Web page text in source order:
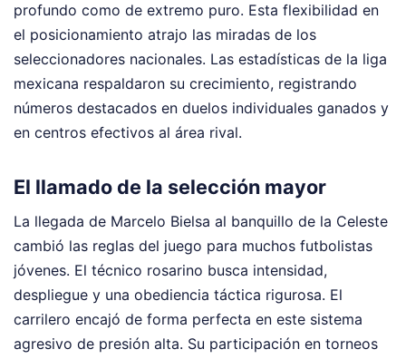
profundo como de extremo puro. Esta flexibilidad en
el posicionamiento atrajo las miradas de los
seleccionadores nacionales. Las estadísticas de la liga
mexicana respaldaron su crecimiento, registrando
números destacados en duelos individuales ganados y
en centros efectivos al área rival.
El llamado de la selección mayor
La llegada de Marcelo Bielsa al banquillo de la Celeste
cambió las reglas del juego para muchos futbolistas
jóvenes. El técnico rosarino busca intensidad,
despliegue y una obediencia táctica rigurosa. El
carrilero encajó de forma perfecta en este sistema
agresivo de presión alta. Su participación en torneos